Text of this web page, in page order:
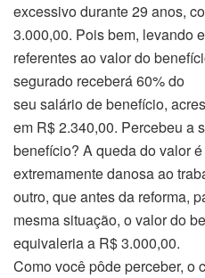
excessivo durante 29 anos,
3.000,00. Pois bem, levando
referentes ao valor do
segurado receberá 60% do
seu salário de benefício,
em R$ 2.340,00. Percebeu a
benefício? A queda do valor
extremamente danosa ao
outro, que antes da reforma,
mesma situação, o valor do
equivaleria a R$ 3.000,00.
Como você pôde perceber, o